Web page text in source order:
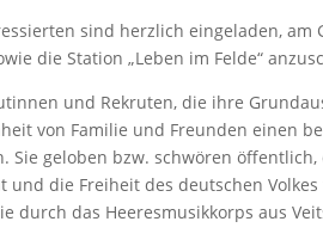
sind herzlich eingeladen, am
die Station „Leben im Felde“
und Rekruten, die ihre
von Familie und Freunden einen
Sie geloben bzw. schwören
und die Freiheit des deutschen
durch das Heeresmusikkorps aus